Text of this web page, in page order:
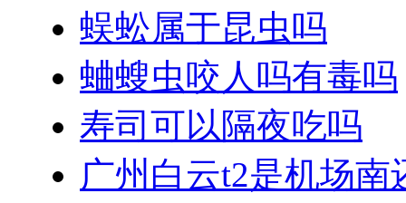
蜈蚣属于昆虫吗
蛐螋虫咬人吗有毒吗
寿司可以隔夜吃吗
广州白云t2是机场南